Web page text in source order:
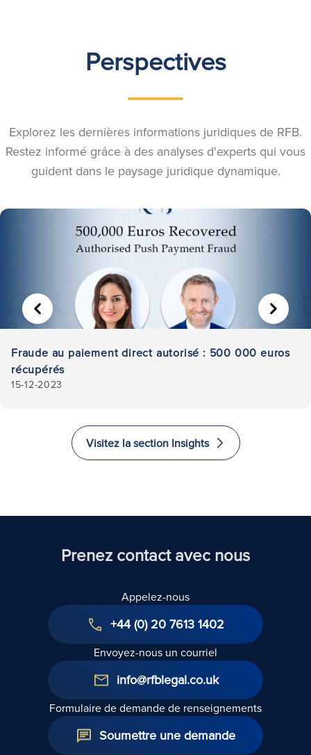
Perspectives
Explorez les dernières informations juridiques de RFB.
Restez informé grâce à des analyses d'experts qui vous
guident dans le paysage juridique dynamique.
Fraude au paiement direct autorisé : 500 000 euros
récupérés
15-12-2023
PRÉCÉDENT
Visitez la section Insights
Prenez contact avec nous
Appelez-nous
+44 (0) 20 7613 1402
Envoyez-nous un courriel
info@rfblegal.co.uk
Formulaire de demande de renseignements
Soumettre une demande